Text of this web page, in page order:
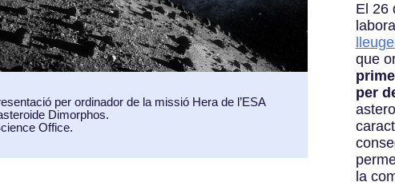
per ordinador de la missió Hera de l’ESA
Dimorphos.
Office.
El 26
que
per
la